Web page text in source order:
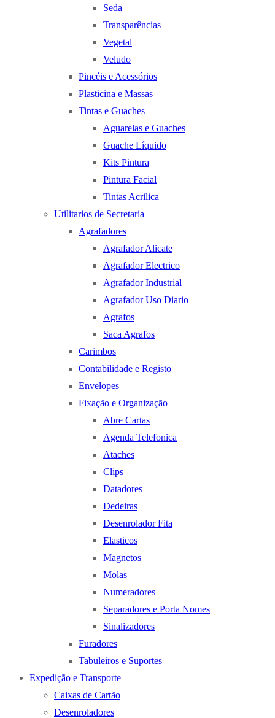
Seda
Transparências
Vegetal
Veludo
Pincéis e Acessórios
Plasticina e Massas
Tintas e Guaches
Aguarelas e Guaches
Guache Líquido
Kits Pintura
Pintura Facial
Tintas Acrilica
Utilitarios de Secretaria
Agrafadores
Agrafador Alicate
Agrafador Electrico
Agrafador Industrial
Agrafador Uso Diario
Agrafos
Saca Agrafos
Carimbos
Contabilidade e Registo
Envelopes
Fixação e Organização
Abre Cartas
Agenda Telefonica
Ataches
Clips
Datadores
Dedeiras
Desenrolador Fita
Elasticos
Magnetos
Molas
Numeradores
Separadores e Porta Nomes
Sinalizadores
Furadores
Tabuleiros e Suportes
Expedição e Transporte
Caixas de Cartão
Desenroladores